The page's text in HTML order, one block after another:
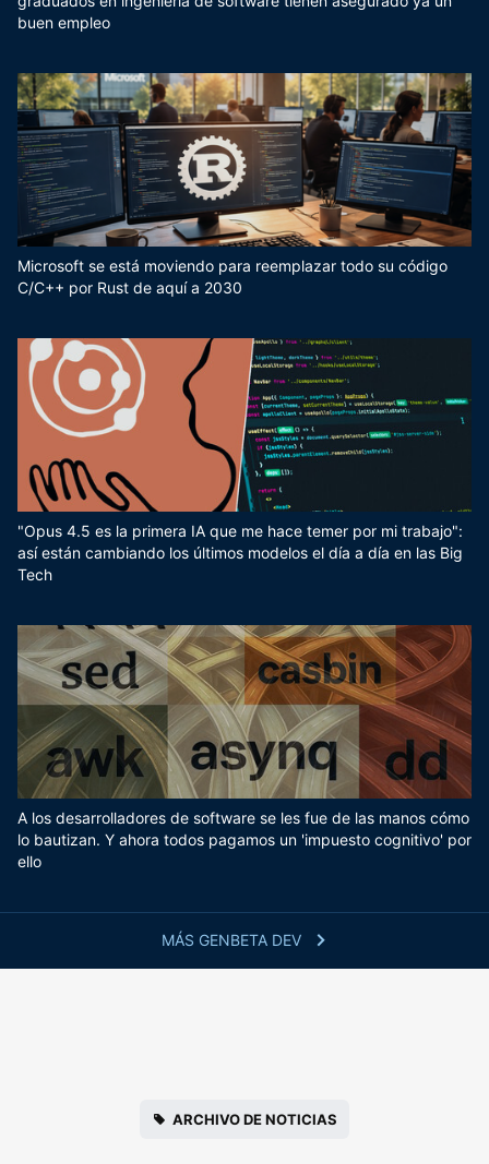
MÁS GENBETA DEV
buen empleo
Microsoft se está moviendo para reemplazar todo su código
C/C++ por Rust de aquí a 2030
"Opus 4.5 es la primera IA que me hace temer por mi trabajo":
así están cambiando los últimos modelos el día a día en las Big
Tech
A los desarrolladores de software se les fue de las manos cómo
lo bautizan. Y ahora todos pagamos un 'impuesto cognitivo' por
ello
ARCHIVO DE NOTICIAS